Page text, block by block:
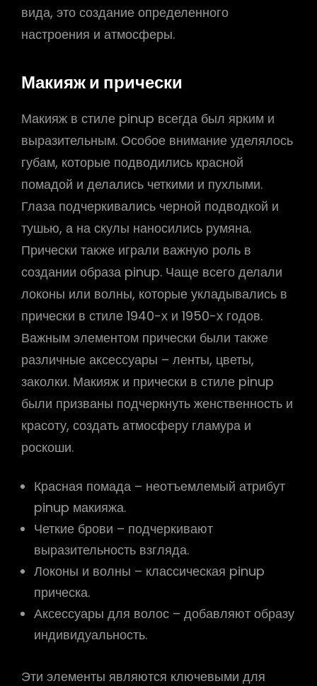
вида, это создание определенного
настроения и атмосферы.
Макияж и прически
Макияж в стиле pinup всегда был ярким и
выразительным. Особое внимание уделялось
губам, которые подводились красной
помадой и делались четкими и пухлыми.
Глаза подчеркивались черной подводкой и
тушью, а на скулы наносились румяна.
Прически также играли важную роль в
создании образа pinup. Чаще всего делали
локоны или волны, которые укладывались в
прически в стиле 1940-х и 1950-х годов.
Важным элементом прически были также
различные аксессуары – ленты, цветы,
заколки. Макияж и прически в стиле pinup
были призваны подчеркнуть женственность и
красоту, создать атмосферу гламура и
роскоши.
Красная помада – неотъемлемый атрибут
pinup макияжа.
Четкие брови – подчеркивают
выразительность взгляда.
Локоны и волны – классическая pinup
прическа.
Аксессуары для волос – добавляют образу
индивидуальность.
Эти элементы являются ключевыми для